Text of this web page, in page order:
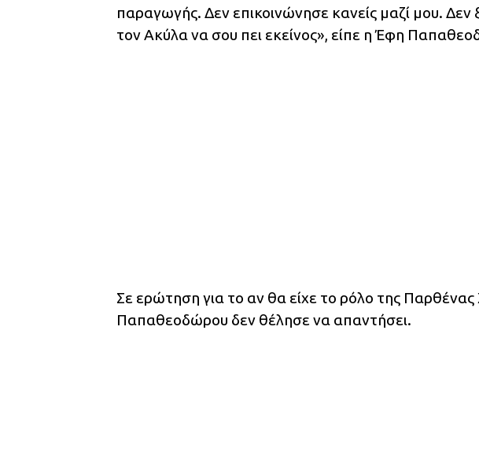
παραγωγής. Δεν επικοινώνησε κανείς μαζί μου. Δεν
τον Ακύλα να σου πει εκείνος», είπε η Έφη
Σε ερώτηση για το αν θα είχε το ρόλο της
Παπαθεοδώρου δεν θέλησε να απαντήσει.